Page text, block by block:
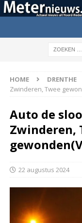
HOME DRENTHE
Zwinderen, Twee
Auto de
Zwinderen,
22 augustus 2024